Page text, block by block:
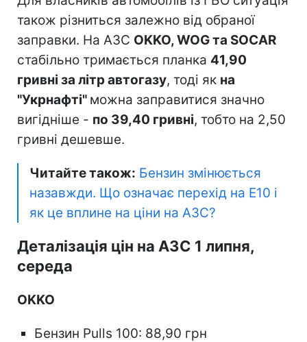
також різниться залежно від обраної
заправки. На АЗС OKKO, WOG та SOCAR
стабільно тримається планка 41,90
гривні за літр автогазу, тоді як на
"Укрнафті" можна заправитися значно
вигідніше - по 39,40 гривні, тобто на 2,50
гривні дешевше.
Читайте також: Бензин змінюється
назавжди. Що означає перехід на Е10 і
як це вплине на ціни на АЗС?
Деталізація цін на АЗС 1 липня,
середа
OKKO
Бензин Pulls 100: 88,90 грн